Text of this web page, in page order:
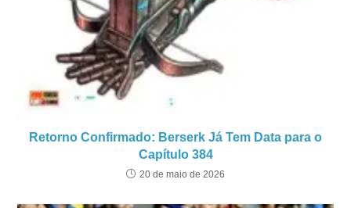
Retorno Confirmado: Berserk Já Tem Data para o
Capítulo 384
20 de maio de 2026